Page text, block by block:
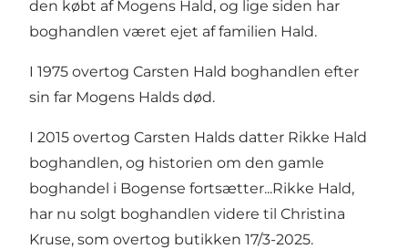
den købt af Mogens Hald, og lige siden har
boghandlen været ejet af familien Hald.
I 1975 overtog Carsten Hald boghandlen efter
sin far Mogens Halds død.
I 2015 overtog Carsten Halds datter Rikke Hald
boghandlen, og historien om den gamle
boghandel i Bogense fortsætter...Rikke Hald,
har nu solgt boghandlen videre til Christina
Kruse, som overtog butikken 17/3-2025.